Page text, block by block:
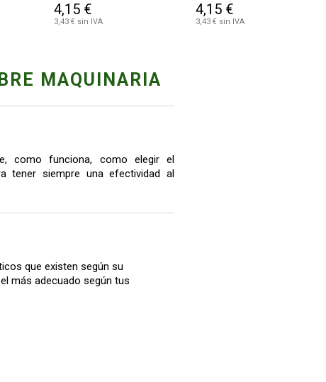
4,15 €
3,43 € sin IVA
4,15 €
3,43 € sin IVA
MAQUINARIA
como funciona, como elegir el
tener siempre una efectividad al
que existen según su
más adecuado según tus